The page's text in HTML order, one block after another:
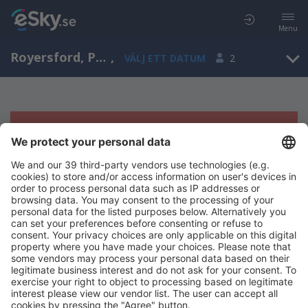
Menu
Royersford, Pennsylvania, Amerikas förenta stater , VÄLJ ETT DATUM 2
Tyvärr, inga resultat för denna sökning
Försök att söka med andra kriterier
Copyright © eSky.se. Alla rättigheter förbehålls.